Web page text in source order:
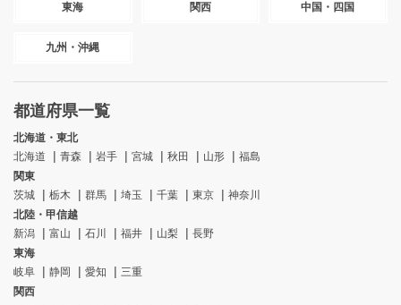
東海 関西 中国・四国
九州・沖縄
都道府県一覧
北海道・東北
北海道
青森 岩手 宮城 秋田 山形
福島
関東
茨城
栃木 群馬 埼玉 千葉 東京
神奈川
北陸・甲信越
新潟
富山 石川 福井 山梨
長野
東海
岐阜
静岡 愛知
三重
関西